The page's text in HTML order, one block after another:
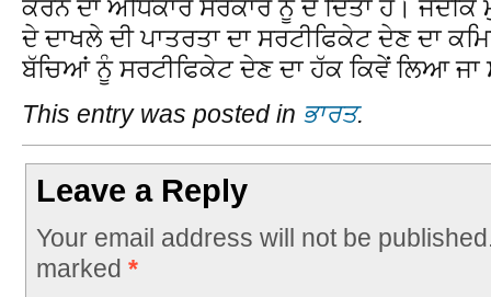
ਕਰਨ ਦਾ ਅਧਿਕਾਰ ਸਰਕਾਰ ਨੂੰ ਦੇ ਦਿੱਤਾ ਹੈ।
ਦੇ ਦਾਖਲੇ ਦੀ ਪਾਤਰਤਾ ਦਾ ਸਰਟੀਫਿਕੇਟ ਦੇਣ ਦਾ
ਬੱਚਿਆਂ ਨੂੰ ਸਰਟੀਫਿਕੇਟ ਦੇਣ ਦਾ ਹੱਕ ਕਿਵੇਂ ਲਿਆ ਜਾ
This entry was posted in ਭਾਰਤ.
Leave a Reply
Your email address will not be
marked *